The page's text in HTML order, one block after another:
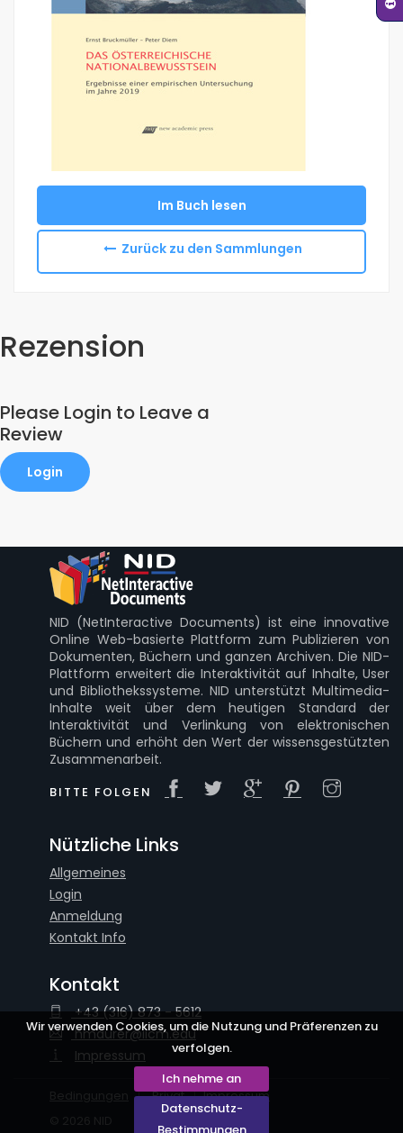
Wir verwenden Cookies, um die Nutzung und Präferenzen zu
verfolgen.
Ich nehme an
Datenschutz-
Im Buch lesen
Zurück zu den Sammlungen
Rezension
Please Login to Leave a
Review
Login
NID (NetInteractive Documents) ist eine innovative
Online Web-basierte Plattform zum Publizieren von
Dokumenten, Büchern und ganzen Archiven. Die NID-
Plattform erweitert die Interaktivität auf Inhalte, User
und Bibliothekssysteme. NID unterstützt Multimedia-
Inhalte weit über dem heutigen Standard der
Interaktivität und Verlinkung von elektronischen
Büchern und erhöht den Wert der wissensgestützten
Zusammenarbeit.
BITTE FOLGEN
Nützliche Links
Allgemeines
Login
Anmeldung
Kontakt Info
Kontakt
+43 (316) 873 - 5612
hmaurer@iicm.edu
Impressum
Privat
Impressum